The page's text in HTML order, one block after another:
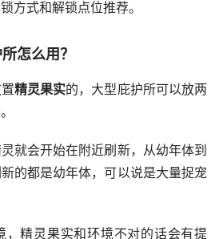
方式和解锁点位推荐。
怎么用？
精灵果实的，大型庇护所可以放两
就会开始在附近刷新，从幼年体到
的都是幼年体，可以说是大量捉宠
，精灵果实和环境不对的话会有提